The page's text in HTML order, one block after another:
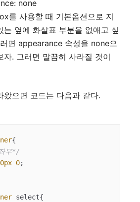
none
를 사용할 때 기본옵션으로 지
는 옆에 화살표 부분을 없애고 싶
면 appearance 속성을 none으
자. 그러면 말끔히 사라질 것이
왔으면 코드는 다음과 같다.
{
우*/
0;
select{